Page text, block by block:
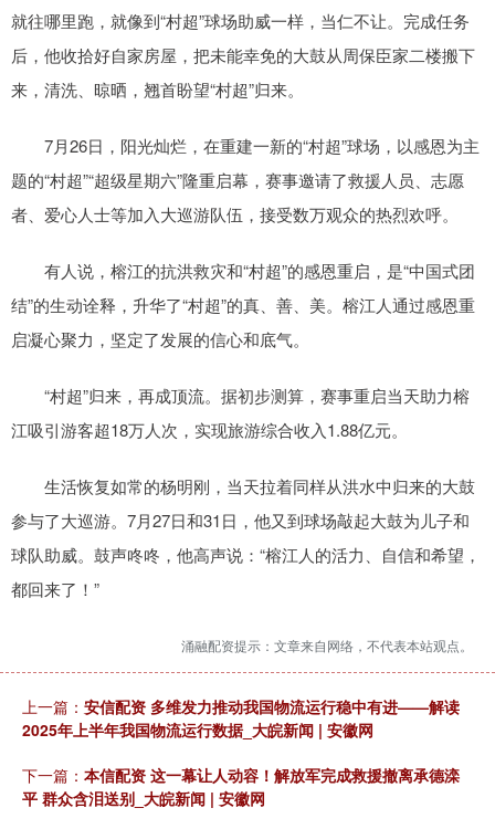
就往哪里跑，就像到“村超”球场助威一样，当仁不让。完成任务
后，他收拾好自家房屋，把未能幸免的大鼓从周保臣家二楼搬下
来，清洗、晾晒，翘首盼望“村超”归来。
7月26日，阳光灿烂，在重建一新的“村超”球场，以感恩为主
题的“村超”“超级星期六”隆重启幕，赛事邀请了救援人员、志愿
者、爱心人士等加入大巡游队伍，接受数万观众的热烈欢呼。
有人说，榕江的抗洪救灾和“村超”的感恩重启，是“中国式团
结”的生动诠释，升华了“村超”的真、善、美。榕江人通过感恩重
启凝心聚力，坚定了发展的信心和底气。
“村超”归来，再成顶流。据初步测算，赛事重启当天助力榕
江吸引游客超18万人次，实现旅游综合收入1.88亿元。
生活恢复如常的杨明刚，当天拉着同样从洪水中归来的大鼓
参与了大巡游。7月27日和31日，他又到球场敲起大鼓为儿子和
球队助威。鼓声咚咚，他高声说：“榕江人的活力、自信和希望，
都回来了！”
涌融配资提示：文章来自网络，不代表本站观点。
上一篇： 安信配资 多维发力推动我国物流运行稳中有进——解读
2025年上半年我国物流运行数据_大皖新闻 | 安徽网
下一篇： 本信配资 这一幕让人动容！解放军完成救援撤离承德滦
平 群众含泪送别_大皖新闻 | 安徽网